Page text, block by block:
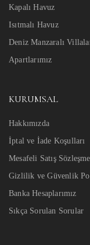
Kapalı Havuz
Isıtmalı Havuz
Deniz Manzaralı
Apartlarımız
KURUMSAL
Hakkımızda
İptal ve İade Koşulları
Mesafeli Satış
Gizlilik ve Güvenlik
Banka Hesaplarımız
Sıkça Sorulan Sorular